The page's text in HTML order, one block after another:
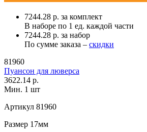
7244.28 р. за комплект
В наборе по 1 ед. каждой части
7244.28 р. за набор
По сумме заказа – скидки
81960
Пуансон для люверса
3622.14 р.
Мин. 1 шт
Артикул 81960
Размер 17мм